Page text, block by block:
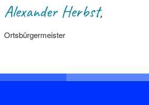
Alexander Herbst,
Ortsbürgermeister